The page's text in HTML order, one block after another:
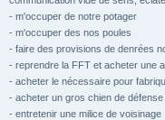
- m'occuper de notre potager
- m'occuper des nos poules
- faire des provisions de denrées
- reprendre la FFT et acheter une
- acheter le nécessaire pour
- acheter un gros chien de
- entretenir une milice de voisinage